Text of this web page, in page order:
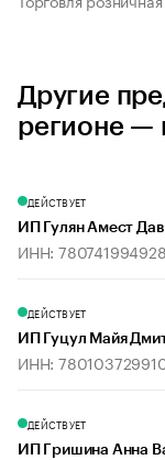
Другие
регионе —
ДЕЙСТВУЕТ
ИП Гулян Амест
ИНН: 780741994928
ДЕЙСТВУЕТ
ИП Гуцул Майя
ИНН:
ДЕЙСТВУЕТ
ИП Гришина Анна